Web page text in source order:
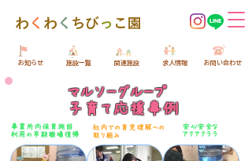
​わ く わ く ちびっ こ園
​お知らせ ​施設一覧 ​関連施設 ​求人情報 ​お問い合わせ
マルソーグループ​
子育て応援事例
事業所内保育施設
利用の​早期職場復帰
​社内での育児理解​への
取り組み
​安心安全な
アクアクララ